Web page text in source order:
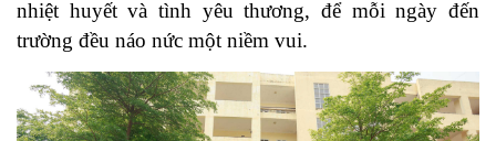
nhiệt huyết và tình yêu thương, để mỗi ngày đến
trường đều náo nức một niềm vui.